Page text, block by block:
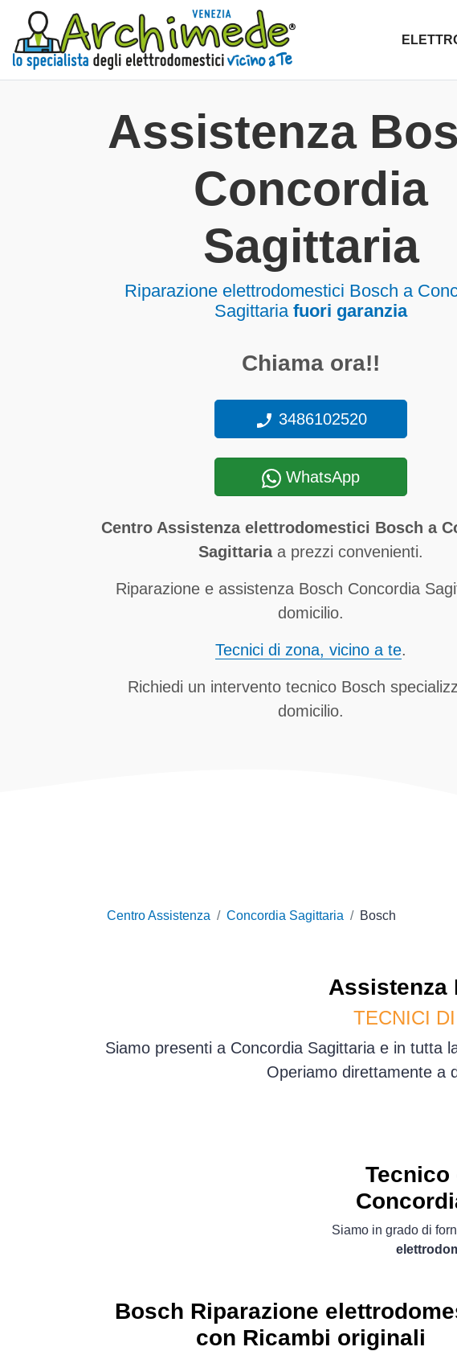
Assistenza
Concordia
Sagittaria
Riparazione elettrodomestici Bosch a
Sagittaria fuori garanzia
Chiama ora!!
3486102520
WhatsApp
Centro Assistenza elettrodomestici Bosch a
Sagittariaa prezzi convenienti.
Riparazione e assistenza Bosch Concordia
domicilio.
Tecnici di zona, vicino a te.
Richiedi un intervento tecnico Bosch
domicilio.
Centro Assistenza Concordia Sagittaria Bosch
Assistenza
TECNICI
Siamo presenti a Concordia Sagittaria e in tutta
Operiamo direttamente a
Siamo in grado di
Bosch Riparazione
con Ricambi originali